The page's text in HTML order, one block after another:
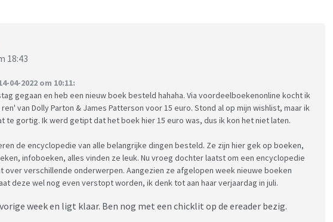
18:43
04-2022 om 10:11:
gegaan en heb een nieuw boek besteld hahaha. Via voordeelboekenonline kocht ik
van Dolly Parton & James Patterson voor 15 euro. Stond al op mijn wishlist, maar ik
te gortig. Ik werd getipt dat het boek hier 15 euro was, dus ik kon het niet laten.
de encyclopedie van alle belangrijke dingen besteld. Ze zijn hier gek op boeken,
infoboeken, alles vinden ze leuk. Nu vroeg dochter laatst om een encyclopedie
over verschillende onderwerpen. Aangezien ze afgelopen week nieuwe boeken
deze wel nog even verstopt worden, ik denk tot aan haar verjaardag in juli.
week en ligt klaar. Ben nog met een chicklit op de ereader bezig.